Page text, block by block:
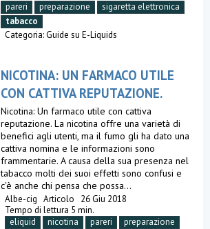
pareri
preparazione
sigaretta elettronica
tabacco
Categoria:Guide su E-Liquids
NICOTINA: UN FARMACO UTILE
CON CATTIVA REPUTAZIONE.
Nicotina: Un farmaco utile con cattiva
reputazione. La nicotina offre una varietà di
benefici agli utenti, ma il fumo gli ha dato una
cattiva nomina e le informazioni sono
frammentarie. A causa della sua presenza nel
tabacco molti dei suoi effetti sono confusi e
c'è anche chi pensa che possa...
Albe-cig Articolo
26 Giu 2018
Tempo di lettura 5 min.
eliquid
nicotina pareri
preparazione